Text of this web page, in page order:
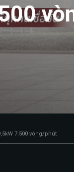
7.500 vòng/phút